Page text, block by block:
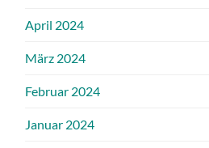
April 2024
März 2024
Februar 2024
Januar 2024